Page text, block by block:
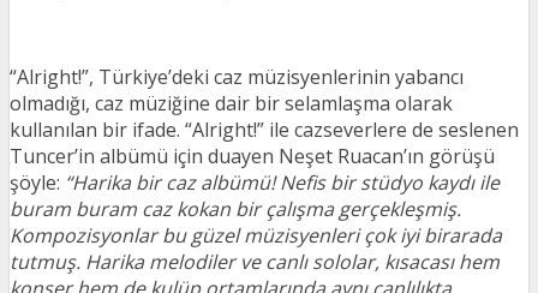
“Alright!”, Türkiye’deki caz müzisyenlerinin yabancı
olmadığı, caz müziğine dair bir selamlaşma olarak
kullanılan bir ifade. “Alright!” ile cazseverlere de seslenen
Tuncer’in albümü için duayen Neşet Ruacan’ın görüşü
şöyle: “Harika bir caz albümü! Nefis bir stüdyo kaydı ile
buram buram caz kokan bir çalışma gerçekleşmiş.
Kompozisyonlar bu güzel müzisyenleri çok iyi birarada
tutmuş. Harika melodiler ve canlı sololar, kısacası hem